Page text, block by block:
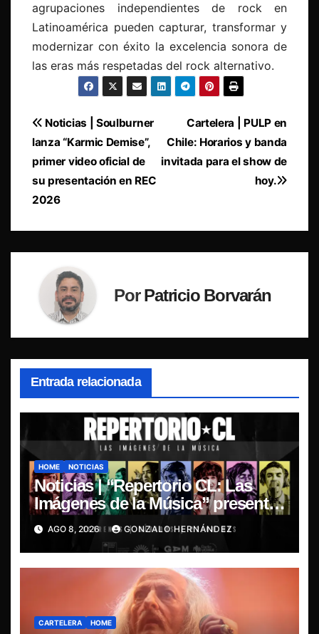
agrupaciones independientes de rock en
Latinoamérica pueden capturar, transformar y
modernizar con éxito la excelencia sonora de
las eras más respetadas del rock alternativo.
Navegación
de
entradas
Cartelera | PULP en
Chile: Horarios y banda
invitada para el show de
hoy.
Noticias | Soulburner
lanza “Karmic Demise”,
primer video oficial de
su presentación en REC
2026
PorPatricio Borvarán
Entrada relacionada
HOME NOTICIAS
Noticias | “Repertorio CL: Las
Imágenes de la Música” presenta
la esencia del nuevo sonido
nacional
AGO 8, 2026 GONZALO HERNÁNDEZ
CARTELERA HOME